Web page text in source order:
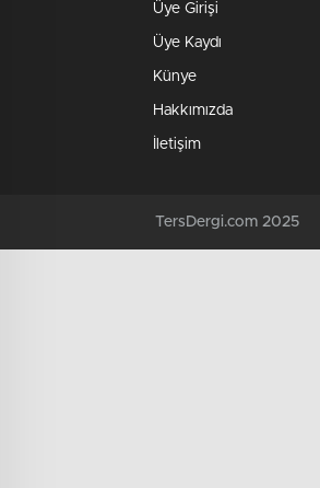
Üye Girişi
Üye Kaydı
Künye
Hakkımızda
İletişim
TersDergi.com 2025